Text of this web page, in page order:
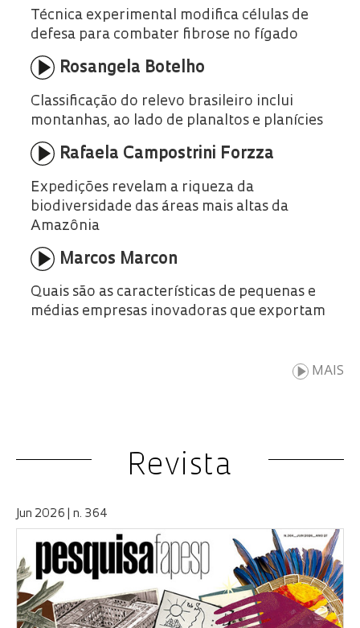
Técnica experimental modifica células de
defesa para combater fibrose no fígado
Rosangela Botelho
Classificação do relevo brasileiro inclui
montanhas, ao lado de planaltos e planícies
Rafaela Campostrini Forzza
Expedições revelam a riqueza da
biodiversidade das áreas mais altas da
Amazônia
Marcos Marcon
Quais são as características de pequenas e
médias empresas inovadoras que exportam
MAIS
Revista
Jun 2026 | n. 364